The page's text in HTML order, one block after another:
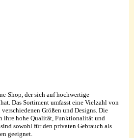
Shop, der sich auf hochwertige
Das Sortiment umfasst eine Vielzahl von
Größen und Designs. Die
ihre hohe Qualität, Funktionalität und
sowohl für den privaten Gebrauch als
geeignet.